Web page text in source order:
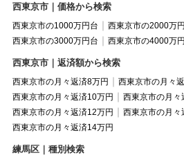
西東京市｜価格から検索
西東京市の1000万円台
西東京市の2000万
西東京市の3000万円台
西東京市の4000万
西東京市｜返済額から検索
西東京市の月々返済8万円
西東京市の月々
西東京市の月々返済10万円
西東京市の月々
西東京市の月々返済12万円
西東京市の月々
西東京市の月々返済14万円
練馬区｜種別検索